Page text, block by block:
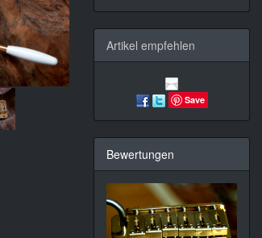
Artikel empfehlen
Save
Bewertungen